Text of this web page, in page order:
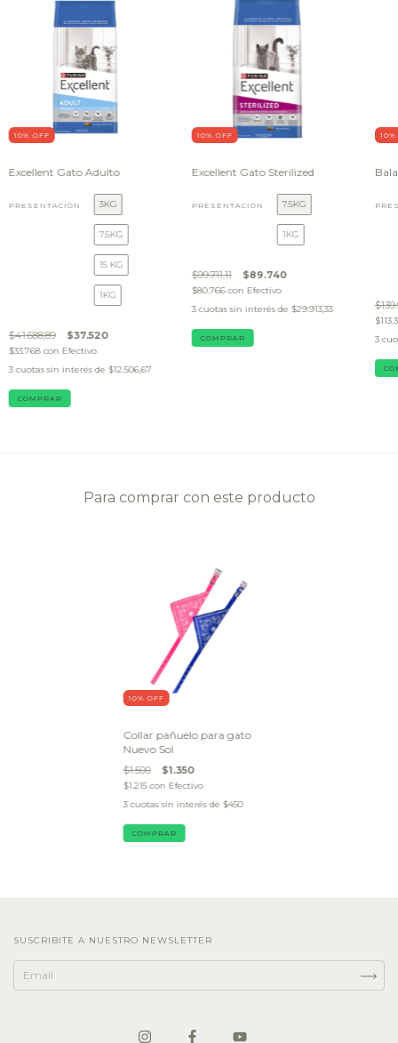
10% OFF
Excellent Gato Adulto
PRESENTACIÓN 3KG
7.5KG
15 KG
1KG
$41.688,89 $37.520
$33.768con Efectivo
3 cuotas sin interés de $12.506,67
COMPRAR
10% OFF
Excellent Gato Sterilized
PRESENTACIÓN 7.5KG
1KG
$99.711,11 $89.740
$80.766con Efectivo
3 cuotas sin interés de $29.913,33
COMPRAR
10%
3
Para comprar con este producto
10% OFF
Collar pañuelo para gato
Nuevo Sol
$1.500 $1.350
$1.215con Efectivo
3 cuotas sin interés de $450
SUSCRIBITE A NUESTRO NEWSLETTER